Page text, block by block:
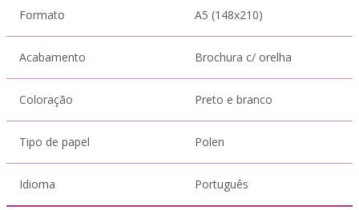
Formato A5 (148x210)
Acabamento Brochura c/ orelha
Coloração Preto e branco
Tipo de papel Polen
Idioma Português